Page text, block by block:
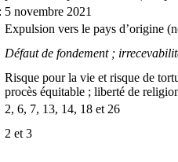
: 5 novembre 2021
Expulsion vers le pays d’origine
Défaut de fondement ;
Risque pour la vie et risque de
procès équitable ; liberté de
2, 6, 7, 13, 14, 18 et 26
2 et 3